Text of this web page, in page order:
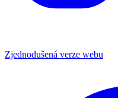
Zjednodušená verze webu